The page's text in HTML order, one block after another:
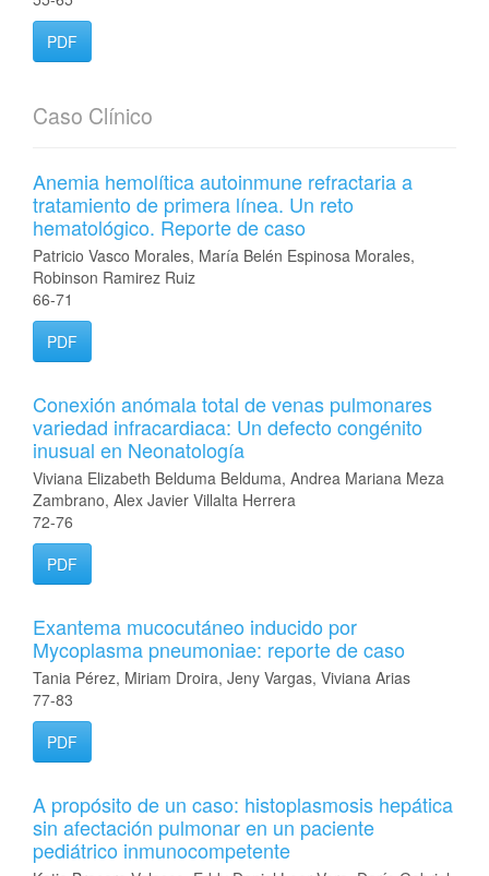
PDF
Caso Clínico
Anemia hemolítica autoinmune refractaria a
tratamiento de primera línea. Un reto
hematológico. Reporte de caso
Patricio Vasco Morales, María Belén Espinosa Morales,
Robinson Ramirez Ruiz
66-71
PDF
Conexión anómala total de venas pulmonares
variedad infracardiaca: Un defecto congénito
inusual en Neonatología
Viviana Elizabeth Belduma Belduma, Andrea Mariana Meza
Zambrano, Alex Javier Villalta Herrera
72-76
PDF
Exantema mucocutáneo inducido por
Mycoplasma pneumoniae: reporte de caso
Tania Pérez, Miriam Droira, Jeny Vargas, Viviana Arias
77-83
PDF
A propósito de un caso: histoplasmosis hepática
sin afectación pulmonar en un paciente
pediátrico inmunocompetente